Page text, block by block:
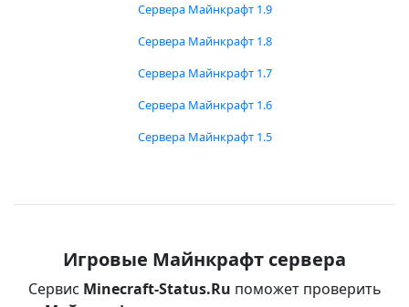
Сервера Майнкрафт 1.9
Сервера Майнкрафт 1.8
Сервера Майнкрафт 1.7
Сервера Майнкрафт 1.6
Сервера Майнкрафт 1.5
Игровые Майнкрафт сервера
Сервис Minecraft-Status.Ru поможет проверить